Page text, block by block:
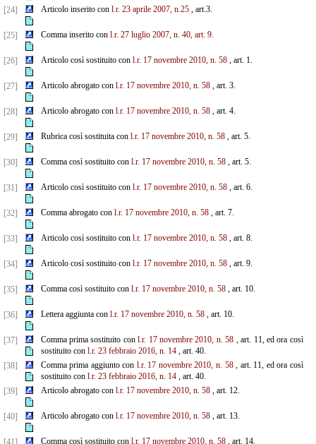
[24] Articolo inserito con l.r. 23 aprile 2007, n.25, art.3.
[25] Comma inserito con l.r. 27 luglio 2007, n. 40, art. 9.
[26] Articolo così sostituito con l.r. 17 novembre 2010, n. 58, art. 1.
[27] Articolo abrogato con l.r. 17 novembre 2010, n. 58, art. 3.
[28] Articolo abrogato con l.r. 17 novembre 2010, n. 58, art. 4.
[29] Rubrica così sostituita con l.r. 17 novembre 2010, n. 58, art. 5.
[30] Comma così sostituito con l.r. 17 novembre 2010, n. 58, art. 5.
[31] Articolo così sostituito con l.r. 17 novembre 2010, n. 58, art. 6.
[32] Comma abrogato con l.r. 17 novembre 2010, n. 58, art. 7.
[33] Articolo così sostituito con l.r. 17 novembre 2010, n. 58, art. 8.
[34] Articolo così sostituito con l.r. 17 novembre 2010, n. 58, art. 9.
[35] Comma così sostituito con l.r. 17 novembre 2010, n. 58, art. 10.
[36] Lettera aggiunta con l.r. 17 novembre 2010, n. 58, art. 10.
[37] Comma prima sostituito conl.r. 17 novembre 2010, n. 58 , art. 11, ed ora così
sostituito con l.r. 23 febbraio 2016, n. 14, art. 40.
[38]
Comma prima aggiunto con l.r. 17 novembre 2010, n. 58, art. 11, ed ora così
sostituito con l.r. 23 febbraio 2016, n. 14, art. 40.
[39]
Articolo abrogato con l.r. 17 novembre 2010, n. 58, art. 12.
[40] Articolo abrogato con l.r. 17 novembre 2010, n. 58, art. 13.
[41] Comma così sostituito con l.r. 17 novembre 2010, n. 58, art. 14.